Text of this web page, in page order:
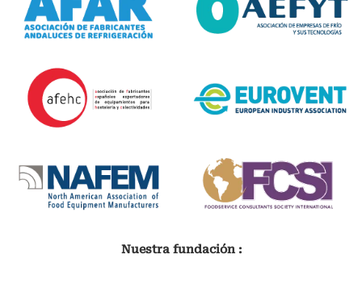
Nuestra fundación :